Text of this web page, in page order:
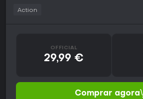
Action
OFFICIAL
29,99 €
Comprar agora